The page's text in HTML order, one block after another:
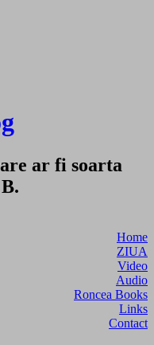
ar fi soarta
Home
ZIUA
Video
Audio
Roncea Books
Links
Contact